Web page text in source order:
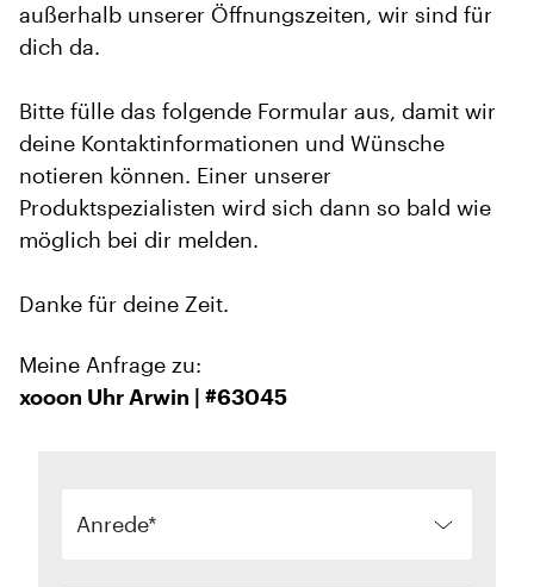
außerhalb unserer Öffnungszeiten, wir sind für
dich da.
Bitte fülle das folgende Formular aus, damit wir
deine Kontaktinformationen und Wünsche
notieren können. Einer unserer
Produktspezialisten wird sich dann so bald wie
möglich bei dir melden.
Danke für deine Zeit.
Meine Anfrage zu:
xooon Uhr Arwin | #63045
Anrede